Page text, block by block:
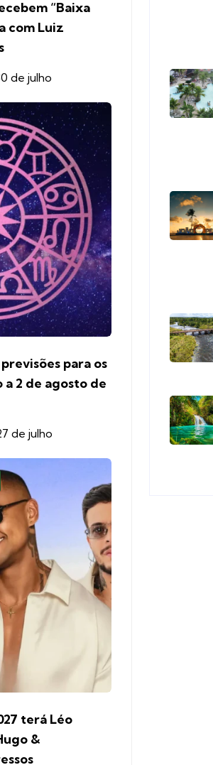
“Baixa
com Luiz
de julho
para os
a 2 de agosto de
de julho
terá Léo
&